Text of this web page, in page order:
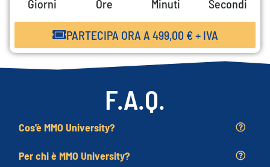
Giorni
Ore
Minuti
Secondi
PARTECIPA ORA A 499,00 € + IVA
F.A.Q.
Cos'è MMO University?
Per chi è MMO University?